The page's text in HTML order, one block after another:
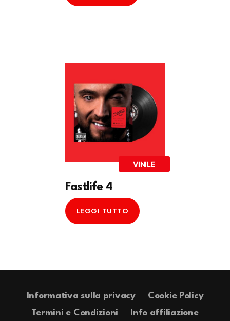
VINILE
Fastlife 4
LEGGI TUTTO
Informativa sulla privacy
Cookie Policy
Termini e Condizioni
Info affiliazione